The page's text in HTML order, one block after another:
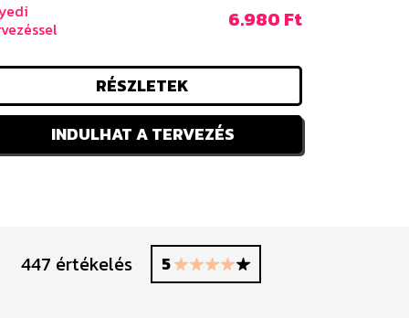
6.980 Ft
RÉSZLETEK
INDULHAT A TERVEZÉS
447 értékelés 5